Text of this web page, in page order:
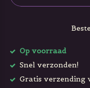
Op voorraad
Snel verzonden!
Gratis verzending